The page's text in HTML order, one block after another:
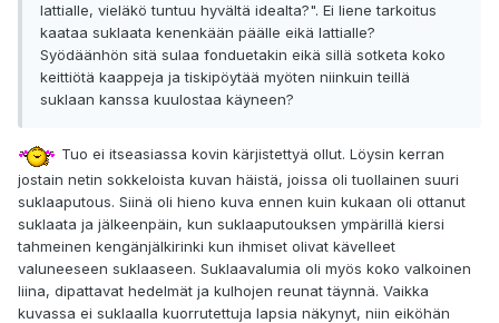
lattialle, vieläkö tuntuu hyvältä idealta?". Ei liene tarkoitus
kaataa suklaata kenenkään päälle eikä lattialle?
Syödäänhön sitä sulaa fonduetakin eikä sillä sotketa koko
keittiötä kaappeja ja tiskipöytää myöten niinkuin teillä
suklaan kanssa kuulostaa käyneen?
Tuo ei itseasiassa kovin kärjistettyä ollut. Löysin kerran
jostain netin sokkeloista kuvan häistä, joissa oli tuollainen suuri
suklaaputous. Siinä oli hieno kuva ennen kuin kukaan oli ottanut
suklaata ja jälkeenpäin, kun suklaaputouksen ympärillä kiersi
tahmeinen kengänjälkirinki kun ihmiset olivat kävelleet
valuneeseen suklaaseen. Suklaavalumia oli myös koko valkoinen
liina, dipattavat hedelmät ja kulhojen reunat täynnä. Vaikka
kuvassa ei suklaalla kuorrutettuja lapsia näkynyt, niin eiköhän